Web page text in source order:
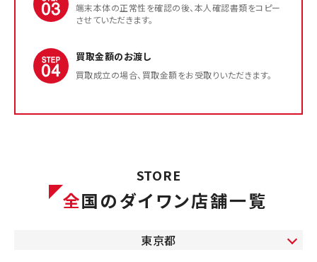
端末本体の正常性を確認の後、本人確認書類をコピー
させていただきます。
買取金額のお渡し
買取成立の場合、買取金額をお受取りいただきます。
STORE
全国のダイワン店舗一覧
東京都